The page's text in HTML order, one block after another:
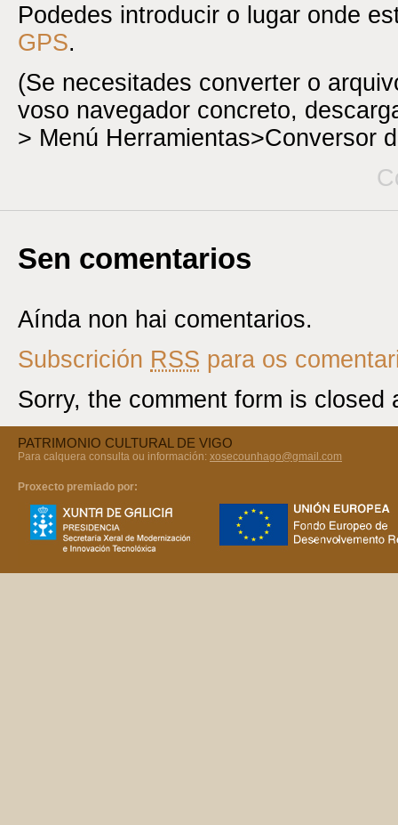
Podedes introducir o lugar onde
GPS.
(Se necesitades converter o
voso navegador concreto,
> Menú Herramientas>Conversor
Sen comentarios
Aínda non hai comentarios.
Subscrición RSS para os
Sorry, the comment form is closed
PATRIMONIO CULTURAL DE VIGO
Para calquera consulta ou información: xosecounhago@gmail.com
Proxecto premiado por: